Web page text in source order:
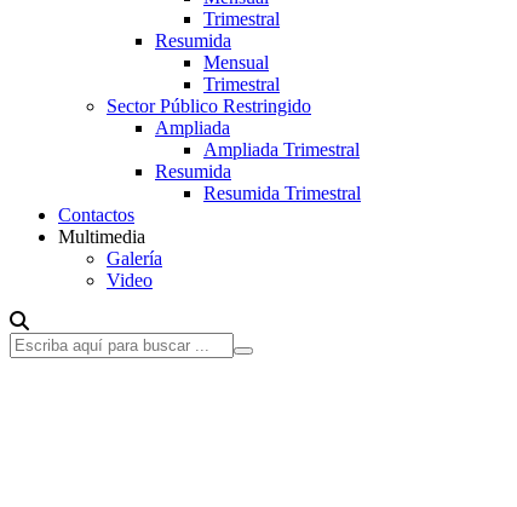
Trimestral
Resumida
Mensual
Trimestral
Sector Público Restringido
Ampliada
Ampliada Trimestral
Resumida
Resumida Trimestral
Contactos
Multimedia
Galería
Video